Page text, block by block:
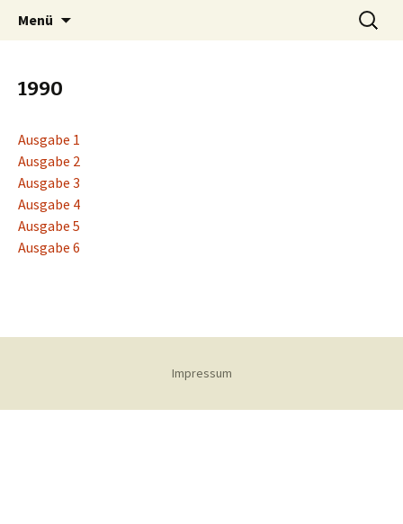
OTB-Wuppertal
Menü
Suchen
nach:
1990
Ausgabe 1
Ausgabe 2
Ausgabe 3
Ausgabe 4
Ausgabe 5
Ausgabe 6
Impressum